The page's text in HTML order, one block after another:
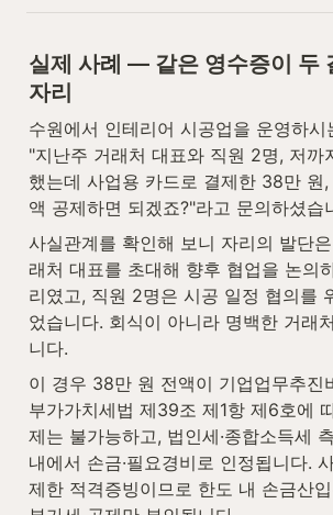
실제 사례 — 같은 영수증이 두
자리
수원에서 인테리어 시공업을 운영하시
"지난주 거래처 대표와 직원 2명, 저까
했는데 사업용 카드로 결제한 38만 원
액 공제하면 되겠죠?"라고 문의하셨습
사실관계를 확인해 보니 자리의 발단
래처 대표를 초대해 향후 협업을 논의
리였고, 직원 2명은 시공 일정 협의를
었습니다. 회식이 아니라 명백한 거래
니다.
이 경우 38만 원 전액이 기업업무추진
부가가치세법 제39조 제1항 제6호에
제는 불가능하고, 법인세·종합소득세
내에서 손금·필요경비로 인정됩니다.
제한 적격증빙이므로 한도 내 손금산